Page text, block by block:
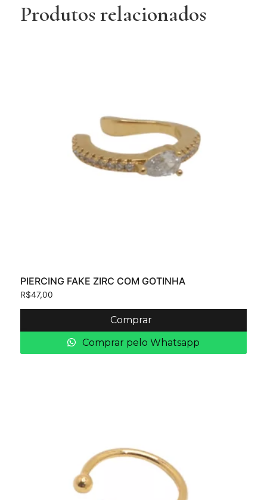
Produtos relacionados
PIERCING FAKE ZIRC COM GOTINHA
R$47,00
Comprar
Comprar pelo Whatsapp